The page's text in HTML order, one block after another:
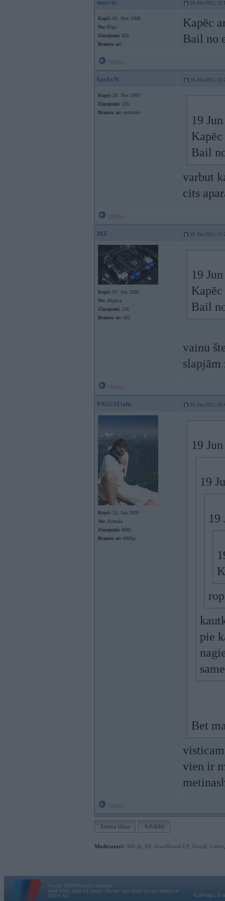
morris 19. Jun 2011,
Kopš: 01. Nov 2008
No: Rīga
Ziņojumi: 835
Braucu ar:
Kapēc
Bail no
bachyN 19. Jun 2011,
Kopš: 28. Nov 2007
Ziņojumi: 226
Braucu ar: monstru
19
Bail
varbut
cits
MZ 19. Jun 2011,
Kopš: 07. Jun 2009
No: Jelgava
Ziņojumi: 236
Braucu ar: e65
19
Bail
vainu
PASSATizhi 19. Jun 2011,
Kopš: 25. Jun 2009
No: Jūrmala
Ziņojumi: 8681
Braucu ar: 686hp
19
19
19
pie
Bet
vien ir
Jauna tēma Atbildēt
Moderatori: 968-jk AV AiwaShuraLLP, GirtzB Lafter
Vortāls BMWPower.lv darbojas
kopš 2002. gada 14. maija. Tas nav auto klubs un nav saistīts ar
BMW AG.
Galvena